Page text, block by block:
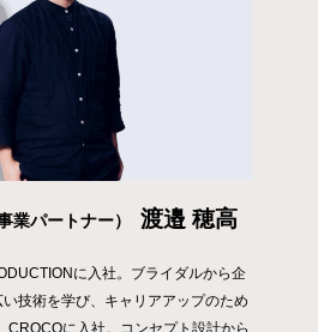
業パートナー） 渡邉 穂高
に入社。ブライダルから企
技術を学び、キャリアアップのため
CROCOに入社。コンセプト設計から